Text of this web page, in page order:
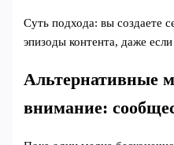
Суть подхода: вы создаете
эпизоды контента, даже
Альтернативные
внимание: